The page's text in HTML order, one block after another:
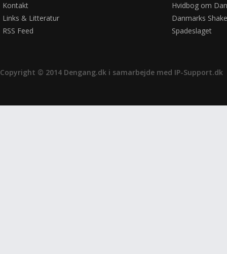
Kontakt
Links & Litteratur
RSS Feed
Hvidbog om
Danmarks
Spadeslaget
Copyright © 2014 Dengang.dk i samarbejde med IP-Support.dk